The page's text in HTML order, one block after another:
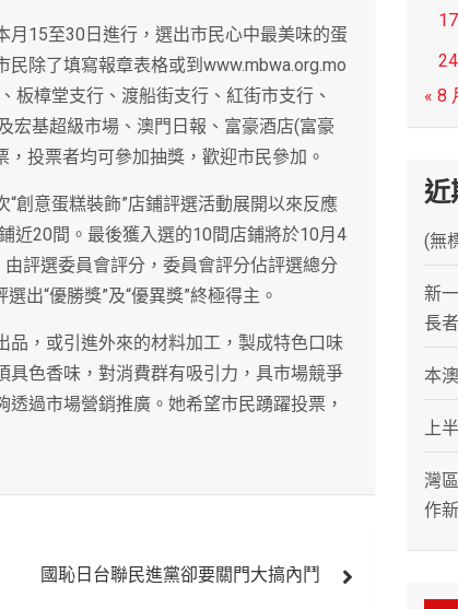
15至30日進行，選出市民心中最美味的蛋
除了填寫報章表格或到www.mbwa.org.mo
板樟堂支行、渡船街支行、紅街市支行、
宏基超級市場、澳門日報、富豪酒店(富豪
投票者均可參加抽獎，歡迎市民參加。
創意蛋糕裝飾”店鋪評選活動展開以來反應
近20間。最後獲入選的10間店鋪將於10月4
評選委員會評分，委員會評分佔評選總分
出“優勝獎”及“優異獎”終極得主。
品，或引進外來的材料加工，製成特色口味
具色香味，對消費群有吸引力，具市場競爭
過市場營銷推廣。她希望市民踴躍投票，
國恥日台聯民進黨卻要關門大搞內鬥
17
24
« 8
近
(無
新
長
本
上
灣
作